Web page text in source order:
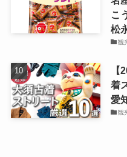
こ
松
観
着
愛
観